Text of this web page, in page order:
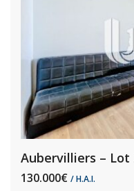
Aubervilliers – Lot
130.000€ / H.A.I.